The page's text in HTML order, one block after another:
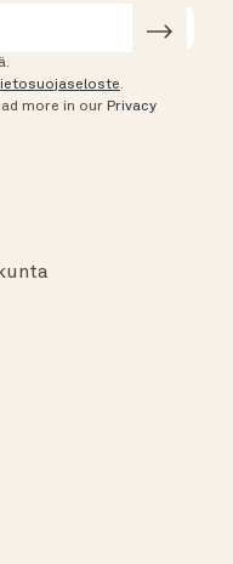
.
more in our Privacy